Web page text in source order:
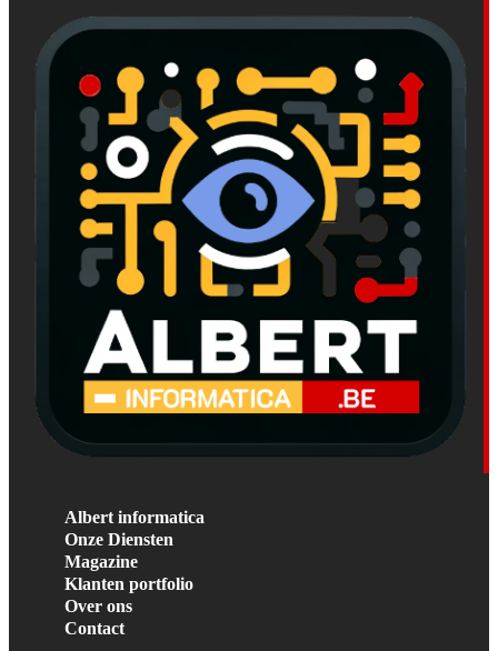
Albert informatica
Onze Diensten
Magazine
Klanten portfolio
Over ons
Contact